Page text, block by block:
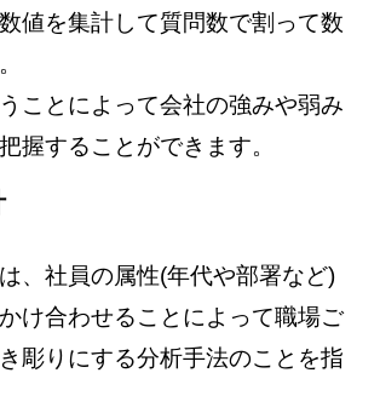
値を集計して質問数で割って数
ことによって会社の強みや弱み
握することができます。
、社員の属性(年代や部署など)
け合わせることによって職場ご
彫りにする分析手法のことを指